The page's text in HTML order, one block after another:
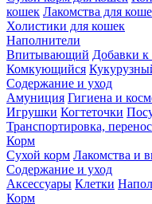
кошек Лакомства для
Холистики для кошек
Наполнители
Впитывающий Добавки
Комкующийся
Содержание и уход
Амуниция Гигиена и
Игрушки Когтеточки
Транспортировка,
Корм
Сухой корм Лакомства и
Содержание и уход
Аксессуары Клетки
Корм